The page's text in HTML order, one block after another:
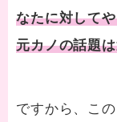
なたに対して
元カノの話題
ですから、こ